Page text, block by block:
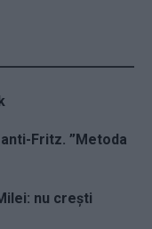
Fritz. ”Metoda
nu crești